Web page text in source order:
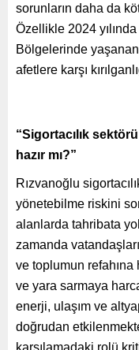
sorunların daha da
Özellikle 2024
Bölgelerinde yaşanan
afetlere karşı
“Sigortacılık
hazır mı?”
Rızvanoğlu
yönetebilme riskini
alanlarda tahribata
zamanda
ve toplumun refahına
ve yara sarmaya
enerji, ulaşım ve
doğrudan
karşılamadaki rolü